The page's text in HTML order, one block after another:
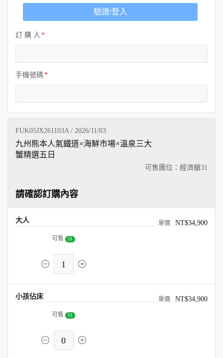
驗證/登入
訂 購 人
手機號碼
FUK05JX261103A / 2026/11/03
可售團位：經濟艙31
九州熊本人氣鐵道×海鮮市場×溫泉三大
蟹精選五日
請確認訂購內容
大人 NT$34,900
可售 31
1
小孩佔床 NT$34,900
可售 31
0